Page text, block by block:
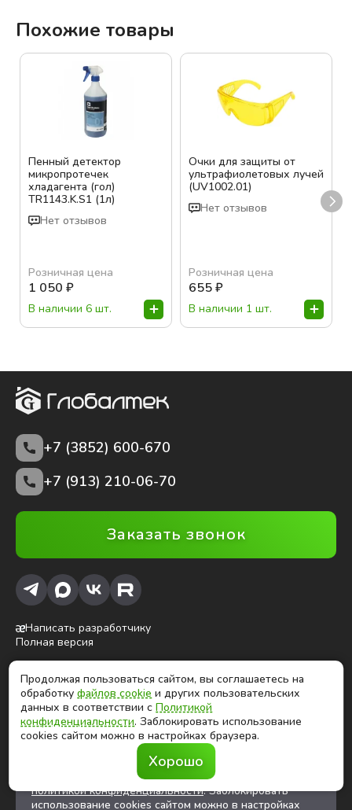
Похожие товары
Пенный детектор
микропротечек
хладагента (гол)
TR1143.K.S1 (1л)
Нет отзывов
Розничная цена
1 050 ₽
В наличии 6 шт.
Очки для защиты от
ультрафиолетовых лучей
(UV1002.01)
Нет отзывов
Розничная цена
655₽
В наличии 1 шт.
+7 (3852) 600-670
+7 (913) 210-06-70
Заказать звонок
Написать разработчику
Полная версия
ⓒ Глобалтек, 2026
Цены на сайте не являются публичной офертой
Продолжая использовать сайт, вы соглашаетесь на
файлов cookiesи других
пользовательских данных в соответствии с
политикой конфиденциальности. Заблокировать
использование cookies сайтом можно в настройках
Продолжая пользоваться сайтом, вы соглашаетесь на
обработкуфайлов cookie и других пользовательских
данных в соответствии сПолитикой
конфиденциальности. Заблокировать использование
cookies сайтом можно в настройках браузера.
Хорошо